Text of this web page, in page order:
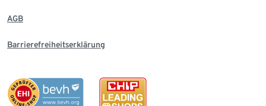
AGB
Barrierefreiheitserklärung